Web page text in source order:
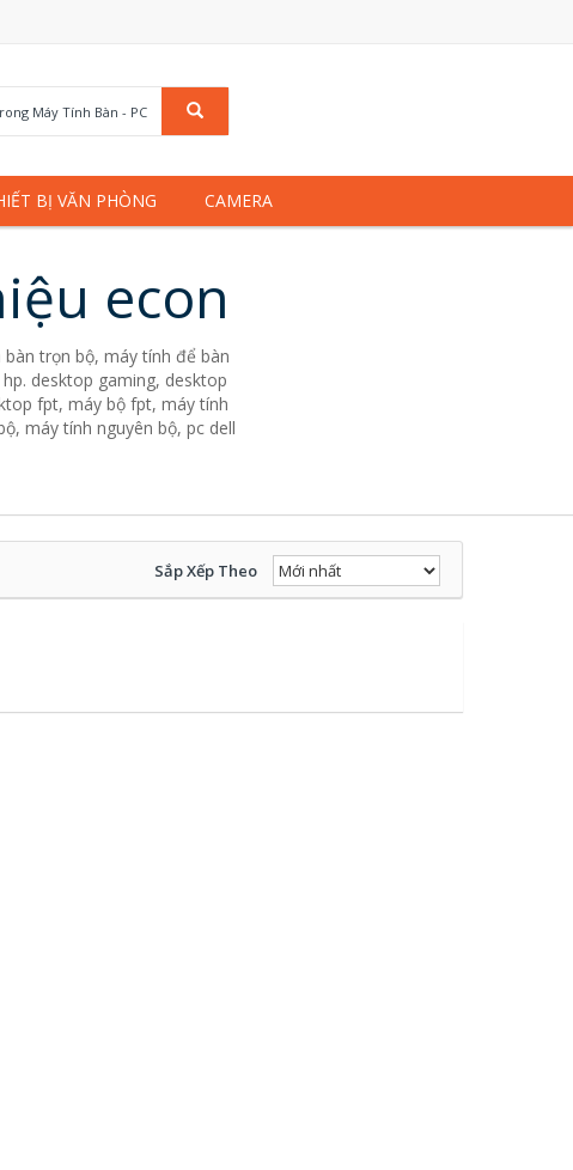
Máy Tính Bàn - PC
BỊ VĂN PHÒNG CAMERA
econ
trọn bộ, máy tính để bàn
desktop gaming, desktop
fpt, máy bộ fpt, máy tính
máy tính nguyên bộ, pc dell
Sắp Xếp Theo